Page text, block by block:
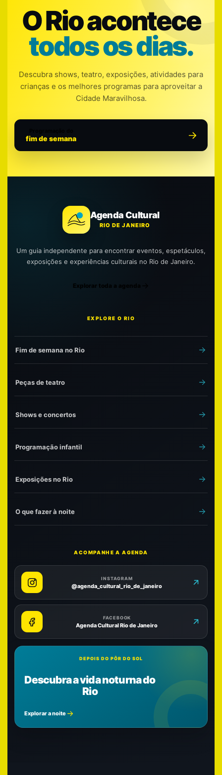
O Rio acontece
todos os dias.
Descubra shows, teatro, exposições, atividades para
crianças e os melhores programas para aproveitar a
Cidade Maravilhosa.
fim de semana
Agenda Cultural
RIO DE JANEIRO
Um guia independente para encontrar eventos, espetáculos,
exposições e experiências culturais no Rio de Janeiro.
Explorar toda a agenda
EXPLORE O RIO
Fim de semana no Rio
Peças de teatro
Shows e concertos
Programação infantil
Exposições no Rio
O que fazer à noite
ACOMPANHE A AGENDA
INSTAGRAM
@agenda_cultural_rio_de_janeiro
FACEBOOK
Agenda Cultural Rio de Janeiro
DEPOIS DO PÔR DO SOL
Descubra a vida noturna do
Rio
Explorar a noite